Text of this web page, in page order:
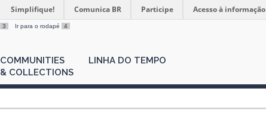
Simplifique! Comunica BR Participe Acesso à informação
3 Ir para o rodapé 4
COMMUNITIES
& COLLECTIONS
LINHA DO TEMPO